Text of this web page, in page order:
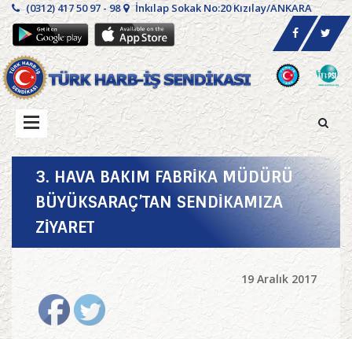
(0312) 417 50 97 - 98 İnkılap Sokak No:20 Kızılay/ANKARA
3. HAVA BAKIM FABRİKA MÜDÜRÜ
BÜYÜKSARAÇ’TAN SENDİKAMIZA
ZİYARET
19 Aralık 2017